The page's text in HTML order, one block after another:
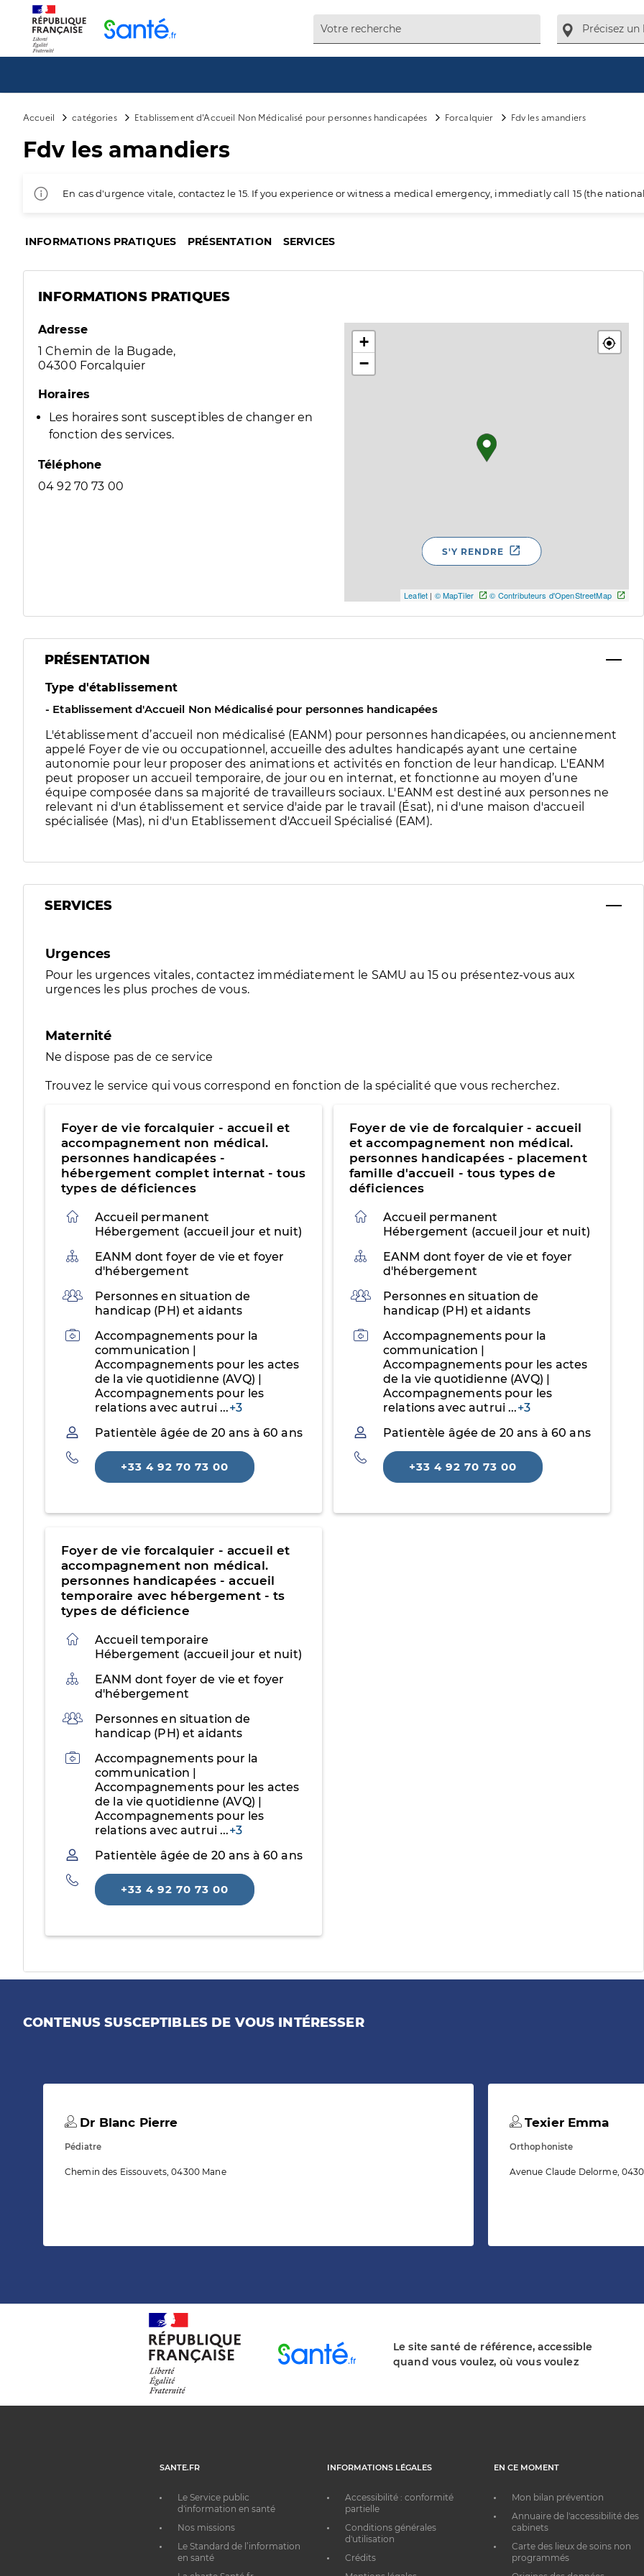
Accueil catégories Etablissement d'Accueil Non Médicalisé pour personnes handicapées Forcalquier Fdv les amandiers
Fdv les amandiers
En cas d'urgence vitale, contactez le 15. If you experience or witness a medical emergency, immediatly call 15 (the
INFORMATIONS PRATIQUES PRÉSENTATION SERVICES
INFORMATIONS PRATIQUES
Adresse
1 Chemin de la Bugade,
04300 Forcalquier
Horaires
Les horaires sont susceptibles de changer en
fonction des services.
Téléphone
04 92 70 73 00
+
−
Leaflet | © MapTiler © Contributeurs d'OpenStreetMap
S'Y RENDRE
PRÉSENTATION
Type d'établissement
- Etablissement d'Accueil Non Médicalisé pour personnes handicapées
L'établissement d’accueil non médicalisé (EANM) pour personnes handicapées, ou anciennement
appelé Foyer de vie ou occupationnel, accueille des adultes handicapés ayant une certaine
autonomie pour leur proposer des animations et activités en fonction de leur handicap. L'EANM
peut proposer un accueil temporaire, de jour ou en internat, et fonctionne au moyen d’une
équipe composée dans sa majorité de travailleurs sociaux. L'EANM est destiné aux personnes ne
relevant ni d'un établissement et service d'aide par le travail (Ésat), ni d'une maison d'accueil
spécialisée (Mas), ni d'un Etablissement d'Accueil Spécialisé (EAM).
SERVICES
Urgences
Pour les urgences vitales, contactez immédiatement le SAMU au 15 ou présentez-vous aux
urgences les plus proches de vous.
Maternité
Ne dispose pas de ce service
Trouvez le service qui vous correspond en fonction de la spécialité que vous recherchez.
Foyer de vie forcalquier - accueil et
accompagnement non médical.
personnes handicapées -
hébergement complet internat - tous
types de déficiences
Accueil permanent
Hébergement (accueil jour et nuit)
Organisation
EANM dont foyer de vie et foyer
d'hébergement
PublicPersonnes en situation de
handicap (PH) et aidants
ActivitésAccompagnements pour la
communication |
Accompagnements pour les actes
de la vie quotidienne (AVQ) |
Accompagnements pour les
relations avec autrui...+3
PatientèlePatientèle âgée de 20 ans à 60 ans
Téléphone
+33 4 92 70 73 00
Foyer de vie de forcalquier - accueil
et accompagnement non médical.
personnes handicapées - placement
famille d'accueil - tous types de
déficiences
Accueil permanent
Hébergement (accueil jour et nuit)
Organisation
EANM dont foyer de vie et foyer
d'hébergement
PublicPersonnes en situation de
handicap (PH) et aidants
ActivitésAccompagnements pour la
communication |
Accompagnements pour les actes
de la vie quotidienne (AVQ) |
Accompagnements pour les
relations avec autrui...+3
PatientèlePatientèle âgée de 20 ans à 60 ans
Téléphone
+33 4 92 70 73 00
Foyer de vie forcalquier - accueil et
accompagnement non médical.
personnes handicapées - accueil
temporaire avec hébergement - ts
types de déficience
Accueil temporaire
Hébergement (accueil jour et nuit)
Organisation
EANM dont foyer de vie et foyer
d'hébergement
PublicPersonnes en situation de
handicap (PH) et aidants
ActivitésAccompagnements pour la
communication |
Accompagnements pour les actes
de la vie quotidienne (AVQ) |
Accompagnements pour les
relations avec autrui...+3
PatientèlePatientèle âgée de 20 ans à 60 ans
Téléphone
+33 4 92 70 73 00
CONTENUS SUSCEPTIBLES DE VOUS INTÉRESSER
Dr Blanc Pierre
Pédiatre
Chemin des Eissouvets, 04300 Mane
Texier Emma
Orthophoniste
Avenue Claude Delorme,
Le site santé de référence, accessible
quand vous voulez, où vous voulez
SANTE.FR
Le Service public
d'information en santé
Nos missions
Le Standard de l’information
en santé
INFORMATIONS LÉGALES
Accessibilité : conformité
partielle
Conditions générales
d'utilisation
Crédits
EN CE MOMENT
Mon bilan prévention
Annuaire de l'accessibilité des
cabinets
Carte des lieux de soins non
programmés
Panneau de gestion des cookies